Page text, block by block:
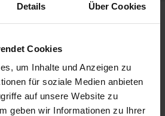
Details Über Cookies
Cookies
um Inhalte und Anzeigen zu
für soziale Medien anbieten
auf unsere Website zu
geben wir Informationen zu Ihrer
der eigenen
die EU-Mitgliedstaaten das
Marktes
sind staatliche Beihilfen